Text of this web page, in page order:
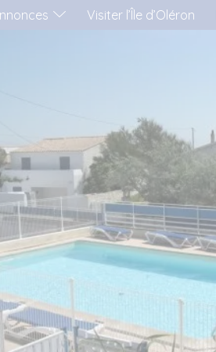
APPARTEMENT
MOBIL-HOME
Visiter l’Île d’Oléron